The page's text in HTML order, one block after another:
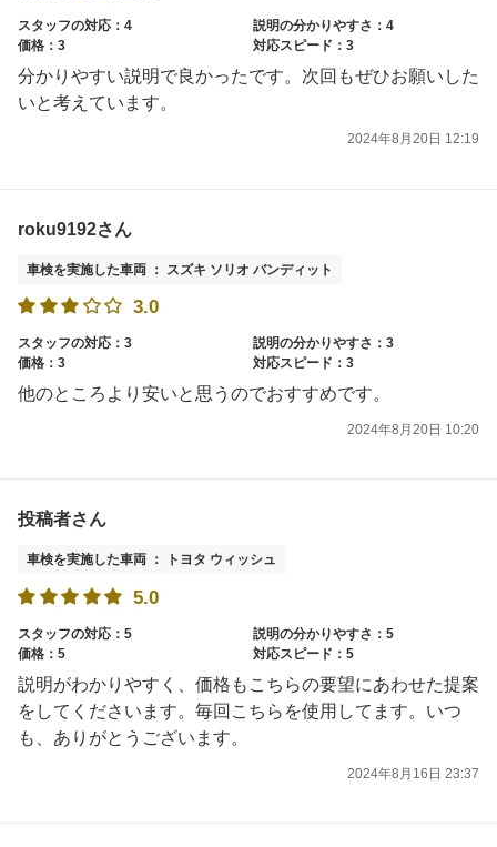
スタッフの対応：4
説明の分かりやすさ：4
価格：3
対応スピード：3
分かりやすい説明で良かったです。次回もぜひお願いした
いと考えています。
2024年8月20日 12:19
roku9192さん
車検を実施した車両 ： スズキ ソリオ バンディット
3.0
スタッフの対応：3
説明の分かりやすさ：3
価格：3
対応スピード：3
他のところより安いと思うのでおすすめです。
2024年8月20日 10:20
投稿者さん
車検を実施した車両 ： トヨタ ウィッシュ
5.0
スタッフの対応：5
説明の分かりやすさ：5
価格：5
対応スピード：5
説明がわかりやすく、価格もこちらの要望にあわせた提案
をしてくださいます。毎回こちらを使用してます。いつ
も、ありがとうございます。
2024年8月16日 23:37